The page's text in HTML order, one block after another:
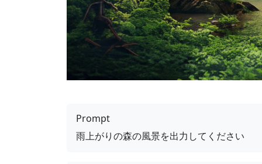
Prompt
雨上がりの森の風景を出力してください